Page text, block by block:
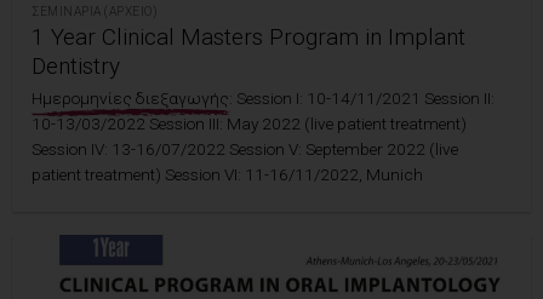
ΣΕΜΙΝΆΡΙΑ (ΑΡΧΕΊΟ)
1 Year Clinical Masters Program in Implant
Dentistry
Ημερομηνίες διεξαγωγής: Session I: 10-14/11/2021 Session II:
10-13/03/2022 Session III: May 2022 (live patient treatment)
Session IV: 13-16/07/2022 Session V: September 2022 (live
patient treatment) Session VI: 11-16/11/2022, Munich